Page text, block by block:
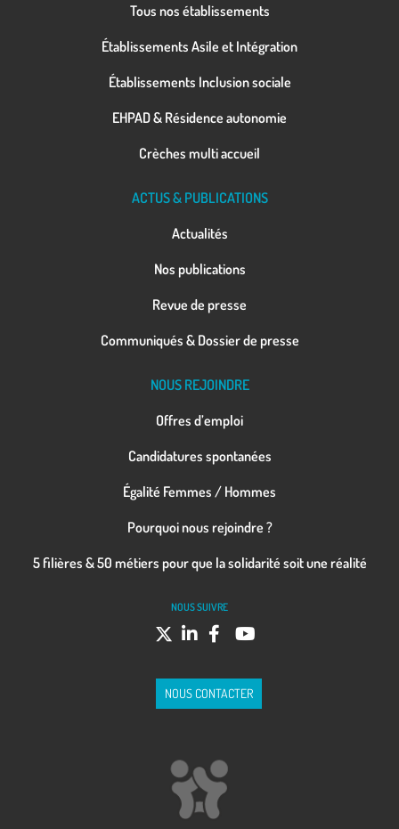
Tous nos établissements
Établissements Asile et Intégration
Établissements Inclusion sociale
EHPAD & Résidence autonomie
Crèches multi accueil
ACTUS & PUBLICATIONS
Actualités
Nos publications
Revue de presse
Communiqués & Dossier de presse
NOUS REJOINDRE
Offres d’emploi
Candidatures spontanées
Égalité Femmes / Hommes
Pourquoi nous rejoindre ?
5 filières & 50 métiers pour que la solidarité soit une réalité
NOUS SUIVRE
NOUS CONTACTER